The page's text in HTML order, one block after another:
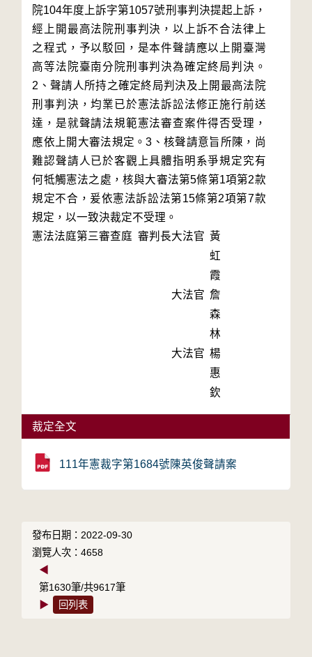
院104年度上訴字第1057號刑事判決提起上訴，
經上開最高法院刑事判決，以上訴不合法律上
之程式，予以駁回，是本件聲請應以上開臺灣
高等法院臺南分院刑事判決為確定終局判決。
2、聲請人所持之確定終局判決及上開最高法院
刑事判決，均業已於憲法訴訟法修正施行前送
達，是就聲請法規範憲法審查案件得否受理，
應依上開大審法規定。3、核聲請意旨所陳，尚
難認聲請人已於客觀上具體指明系爭規定究有
何牴觸憲法之處，核與大審法第5條第1項第2款
規定不合，爰依憲法訴訟法第15條第2項第7款
規定，以一致決裁定不受理。
憲法法庭第三審查庭 審判長大法官 黃
虹
霞
大法官 詹
森
林
大法官 楊
惠
欽
裁定全文
111年憲裁字第1684號陳英俊聲請案
發布日期：2022-09-30
瀏覽人次：4658
◀
第1630筆/共9617筆
▶
回列表